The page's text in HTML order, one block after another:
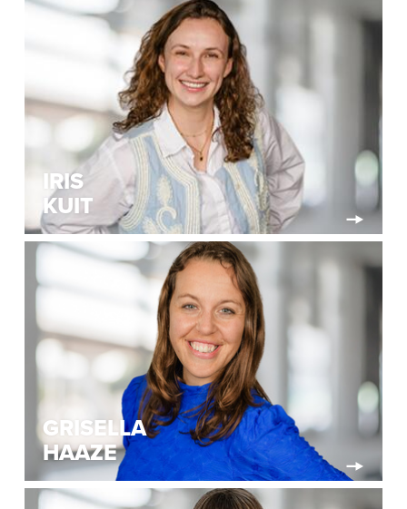
IRIS
KUIT
GRISELLA
HAAZE